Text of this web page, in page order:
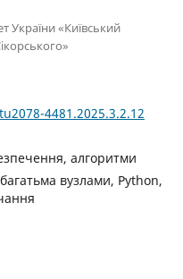
України «Київський
4481.2025.3.2.12
алгоритми
вузлами, Python,